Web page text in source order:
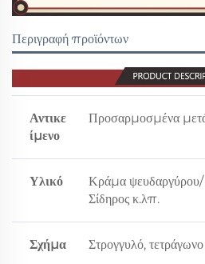
Περιγραφή προϊόντων
Αντικε
ίμενο
Προσαρμοσμένα
Υλικό
Κράμα
Σίδηρος κ.λπ.
Σχήμα Στρογγυλό,